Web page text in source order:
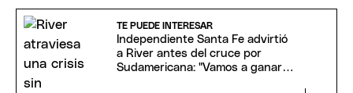
TE PUEDE INTERESAR
Independiente Santa Fe advirtió
a River antes del cruce por
Sudamericana: "Vamos a ganar